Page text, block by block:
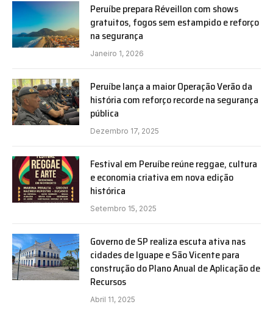
Peruíbe prepara Réveillon com shows
gratuitos, fogos sem estampido e reforço
na segurança
Janeiro 1, 2026
Peruíbe lança a maior Operação Verão da
história com reforço recorde na segurança
pública
Dezembro 17, 2025
Festival em Peruíbe reúne reggae, cultura
e economia criativa em nova edição
histórica
Setembro 15, 2025
Governo de SP realiza escuta ativa nas
cidades de Iguape e São Vicente para
construção do Plano Anual de Aplicação de
Recursos
Abril 11, 2025